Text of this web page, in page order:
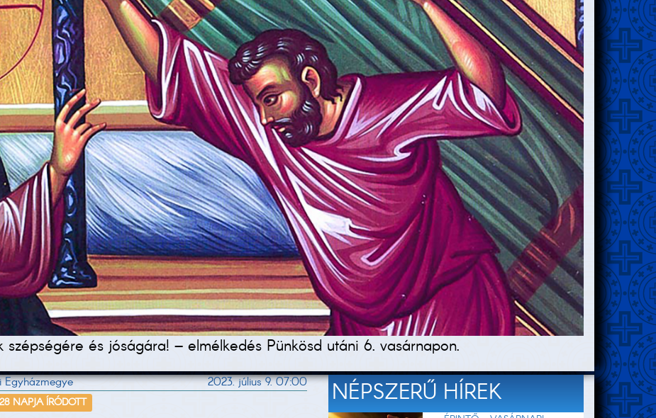
és jóságára! – elmélkedés Pünkösd utáni 6. vasárnapon.
Egyházmegye 2023. július 9. 07:00
NAPJA ÍRÓDOTT NÉPSZERŰ HÍREK